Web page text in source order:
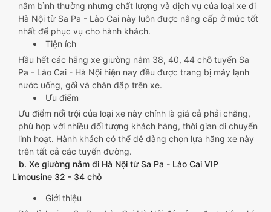
nằm bình thường nhưng chất lượng và dịch vụ của loại xe đi
Hà Nội từ Sa Pa - Lào Cai này luôn được nâng cấp ở mức tốt
nhất để phục vụ cho hành khách.
Tiện ích
Hầu hết các hãng xe giường nằm 38, 40, 44 chỗ tuyến Sa
Pa - Lào Cai - Hà Nội hiện nay đều được trang bị máy lạnh
nước uống, gối và chăn đắp trên xe.
Ưu điểm
Ưu điểm nổi trội của loại xe này chính là giá cả phải chăng,
phù hợp với nhiều đối tượng khách hàng, thời gian di chuyển
linh hoạt. Hành khách có thể dễ dàng chọn lựa hãng xe này
trên tất cả các tuyến đường.
b. Xe giường nằm đi Hà Nội từ Sa Pa - Lào Cai VIP
Limousine 32 - 34 chỗ
Giới thiệu